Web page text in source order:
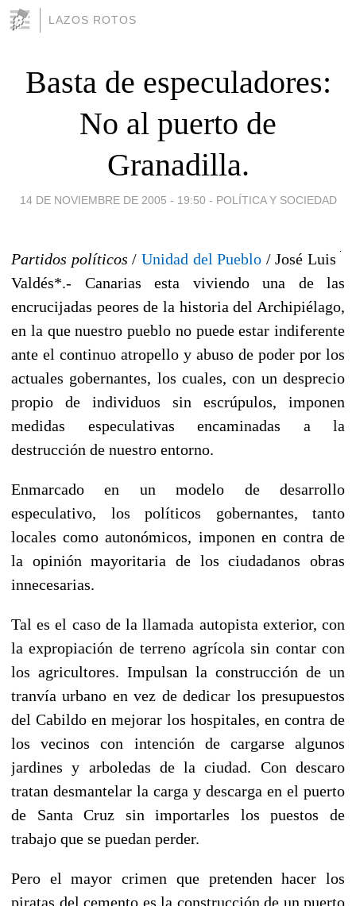
LAZOS ROTOS
Basta de especuladores:
No al puerto de
Granadilla.
14 DE NOVIEMBRE DE 2005 - 19:50 - POLÍTICA Y SOCIEDAD
Partidos políticos / Unidad del Pueblo / José Luis
Valdés*.- Canarias esta viviendo una de las
encrucijadas peores de la historia del Archipiélago,
en la que nuestro pueblo no puede estar indiferente
ante el continuo atropello y abuso de poder por los
actuales gobernantes, los cuales, con un desprecio
propio de individuos sin escrúpulos, imponen
medidas especulativas encaminadas a la
destrucción de nuestro entorno.
Enmarcado en un modelo de desarrollo
especulativo, los políticos gobernantes, tanto
locales como autonómicos, imponen en contra de
la opinión mayoritaria de los ciudadanos obras
innecesarias.
Tal es el caso de la llamada autopista exterior, con
la expropiación de terreno agrícola sin contar con
los agricultores. Impulsan la construcción de un
tranvía urbano en vez de dedicar los presupuestos
del Cabildo en mejorar los hospitales, en contra de
los vecinos con intención de cargarse algunos
jardines y arboledas de la ciudad. Con descaro
tratan desmantelar la carga y descarga en el puerto
de Santa Cruz sin importarles los puestos de
trabajo que se puedan perder.
Pero el mayor crimen que pretenden hacer los
piratas del cemento es la construcción de un puerto